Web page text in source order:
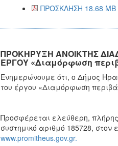
ΠΡΟΣΚΛΗΣΗ 18.68 MB
ΠΡΟΚΗΡΥΞΗ ΑΝΟΙΚΤΗΣ
ΕΡΓΟΥ «Διαμόρφωση
Ενημερώνουμε ότι, ο Δήμος
του έργου «Διαμόρφωση
Προσφέρεται ελεύθερη,
συστημικό αριθμό 185728, στον
www.promitheus.gov.gr.